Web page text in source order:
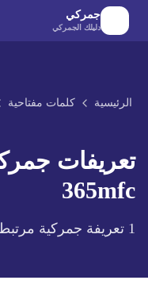
الانتقال إلى المحتوى الرئيسي
جمركي
دليلك الجمركي
الرئيسية كلمات مفتاحية
تعريفات
365mfc
1 تعريفة جمركية